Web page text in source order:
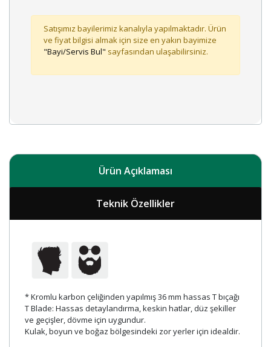
Satışımız bayilerimiz kanalıyla yapılmaktadır. Ürün
ve fiyat bilgisi almak için size en yakın bayimize
"Bayi/Servis Bul" sayfasından ulaşabilirsiniz.
Ürün Açıklaması
Teknik Özellikler
* Kromlu karbon çeliğinden yapılmış 36 mm hassas T bıçağı
T Blade: Hassas detaylandırma, keskin hatlar, düz şekiller
ve geçişler, dövme için uygundur.
Kulak, boyun ve boğaz bölgesindeki zor yerler için idealdir.